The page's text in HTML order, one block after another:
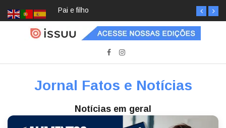
Pai e filho
Jornal Fatos e Notícias
Notícias em geral